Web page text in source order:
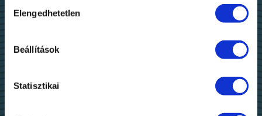
kiválasztása
Elengedhetetlen
Beállítások
Statisztikai